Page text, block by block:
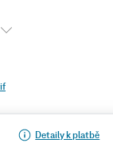
Detaily k platbě